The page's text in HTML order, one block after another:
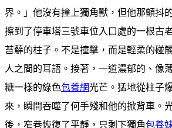
界。」他沒有撞上獨角獸，但他那顫抖
擦到了停車塔三號車位入口處的一根古
苔蘚的柱子。不是撞擊，而是輕柔的碰
人之間的耳語。接著，一道濃郁的、像
糖一樣的綠色包養網光芒。猛地從柱子
來，瞬間吞噬了何手殘和他的掀背車。
後，窄巷恢復了平靜，只剩下獨角包養